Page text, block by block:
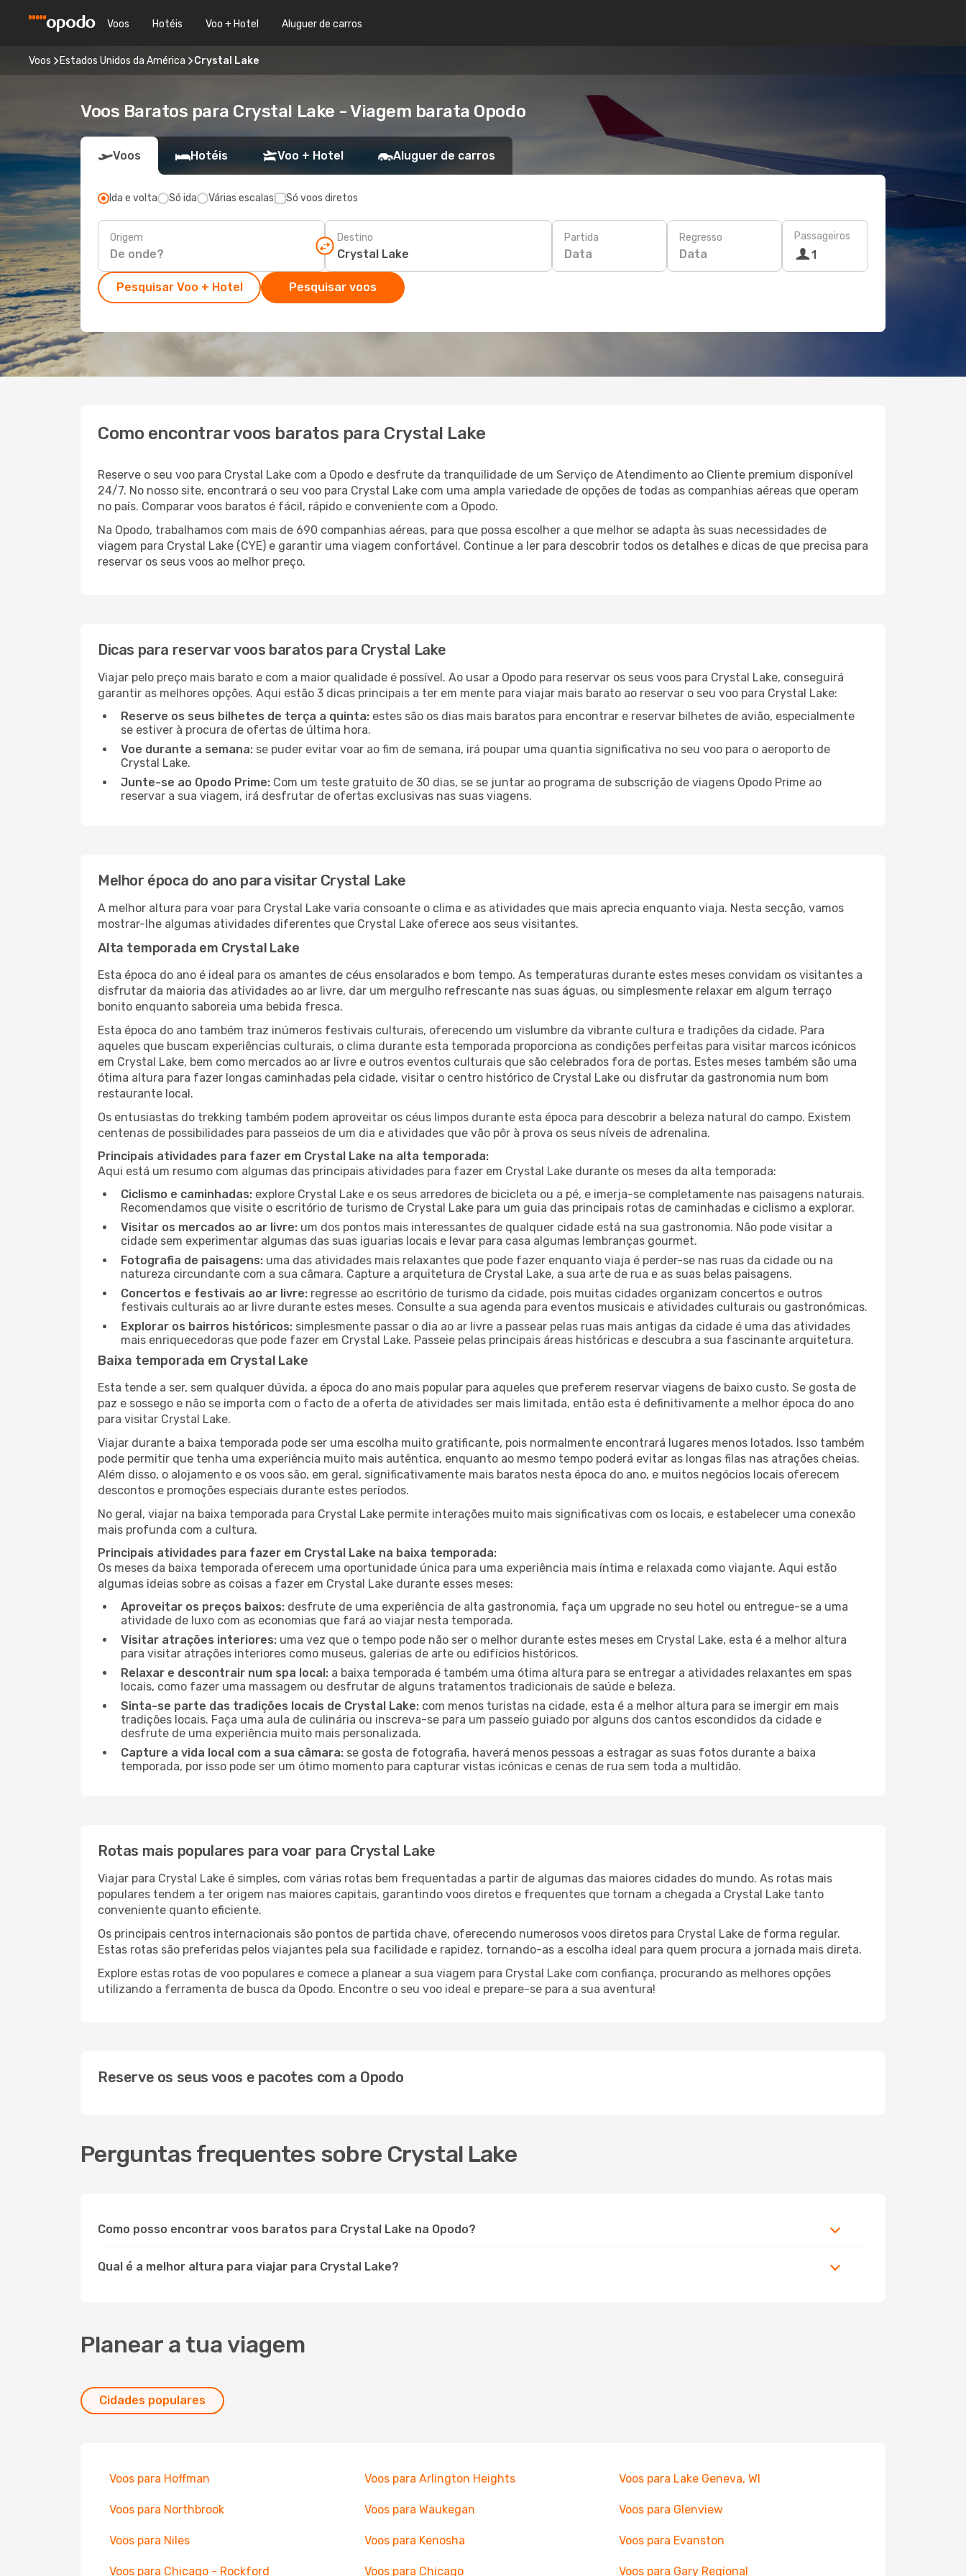
Voos Hotéis Voo + Hotel Aluguer de carros
Voos Estados Unidos da América Crystal Lake
Voos Baratos para Crystal Lake - Viagem barata Opodo
Voos Hotéis Voo + Hotel Aluguer de carros
Ida e volta Só ida Várias escalas Só voos diretos
Origem Destino Partida
Data
Regresso
Data
Passageiros
1
Pesquisar Voo + Hotel Pesquisar voos
Como encontrar voos baratos para Crystal Lake
Reserve o seu voo para Crystal Lake com a Opodo e desfrute da tranquilidade de um Serviço de Atendimento ao Cliente premium disponível
24/7. No nosso site, encontrará o seu voo para Crystal Lake com uma ampla variedade de opções de todas as companhias aéreas que operam
no país. Comparar voos baratos é fácil, rápido e conveniente com a Opodo.
Na Opodo, trabalhamos com mais de 690 companhias aéreas, para que possa escolher a que melhor se adapta às suas necessidades de
viagem para Crystal Lake (CYE) e garantir uma viagem confortável. Continue a ler para descobrir todos os detalhes e dicas de que precisa para
reservar os seus voos ao melhor preço.
Dicas para reservar voos baratos para Crystal Lake
Viajar pelo preço mais barato e com a maior qualidade é possível. Ao usar a Opodo para reservar os seus voos para Crystal Lake, conseguirá
garantir as melhores opções. Aqui estão 3 dicas principais a ter em mente para viajar mais barato ao reservar o seu voo para Crystal Lake:
Reserve os seus bilhetes de terça a quinta: estes são os dias mais baratos para encontrar e reservar bilhetes de avião, especialmente
se estiver à procura de ofertas de última hora.
Voe durante a semana: se puder evitar voar ao fim de semana, irá poupar uma quantia significativa no seu voo para o aeroporto de
Crystal Lake.
Junte-se ao Opodo Prime: Com um teste gratuito de 30 dias, se se juntar ao programa de subscrição de viagens Opodo Prime ao
reservar a sua viagem, irá desfrutar de ofertas exclusivas nas suas viagens.
Melhor época do ano para visitar Crystal Lake
A melhor altura para voar para Crystal Lake varia consoante o clima e as atividades que mais aprecia enquanto viaja. Nesta secção, vamos
mostrar-lhe algumas atividades diferentes que Crystal Lake oferece aos seus visitantes.
Alta temporada em Crystal Lake
Esta época do ano é ideal para os amantes de céus ensolarados e bom tempo. As temperaturas durante estes meses convidam os visitantes a
disfrutar da maioria das atividades ao ar livre, dar um mergulho refrescante nas suas águas, ou simplesmente relaxar em algum terraço
bonito enquanto saboreia uma bebida fresca.
Esta época do ano também traz inúmeros festivais culturais, oferecendo um vislumbre da vibrante cultura e tradições da cidade. Para
aqueles que buscam experiências culturais, o clima durante esta temporada proporciona as condições perfeitas para visitar marcos icónicos
em Crystal Lake, bem como mercados ao ar livre e outros eventos culturais que são celebrados fora de portas. Estes meses também são uma
ótima altura para fazer longas caminhadas pela cidade, visitar o centro histórico de Crystal Lake ou disfrutar da gastronomia num bom
restaurante local.
Os entusiastas do trekking também podem aproveitar os céus limpos durante esta época para descobrir a beleza natural do campo. Existem
centenas de possibilidades para passeios de um dia e atividades que vão pôr à prova os seus níveis de adrenalina.
Principais atividades para fazer em Crystal Lake na alta temporada:
Aqui está um resumo com algumas das principais atividades para fazer em Crystal Lake durante os meses da alta temporada:
Ciclismo e caminhadas: explore Crystal Lake e os seus arredores de bicicleta ou a pé, e imerja-se completamente nas paisagens naturais.
Recomendamos que visite o escritório de turismo de Crystal Lake para um guia das principais rotas de caminhadas e ciclismo a explorar.
Visitar os mercados ao ar livre: um dos pontos mais interessantes de qualquer cidade está na sua gastronomia. Não pode visitar a
cidade sem experimentar algumas das suas iguarias locais e levar para casa algumas lembranças gourmet.
Fotografia de paisagens: uma das atividades mais relaxantes que pode fazer enquanto viaja é perder-se nas ruas da cidade ou na
natureza circundante com a sua câmara. Capture a arquitetura de Crystal Lake, a sua arte de rua e as suas belas paisagens.
Concertos e festivais ao ar livre: regresse ao escritório de turismo da cidade, pois muitas cidades organizam concertos e outros
festivais culturais ao ar livre durante estes meses. Consulte a sua agenda para eventos musicais e atividades culturais ou gastronómicas.
Explorar os bairros históricos: simplesmente passar o dia ao ar livre a passear pelas ruas mais antigas da cidade é uma das atividades
mais enriquecedoras que pode fazer em Crystal Lake. Passeie pelas principais áreas históricas e descubra a sua fascinante arquitetura.
Baixa temporada em Crystal Lake
Esta tende a ser, sem qualquer dúvida, a época do ano mais popular para aqueles que preferem reservar viagens de baixo custo. Se gosta de
paz e sossego e não se importa com o facto de a oferta de atividades ser mais limitada, então esta é definitivamente a melhor época do ano
para visitar Crystal Lake.
Viajar durante a baixa temporada pode ser uma escolha muito gratificante, pois normalmente encontrará lugares menos lotados. Isso também
pode permitir que tenha uma experiência muito mais autêntica, enquanto ao mesmo tempo poderá evitar as longas filas nas atrações cheias.
Além disso, o alojamento e os voos são, em geral, significativamente mais baratos nesta época do ano, e muitos negócios locais oferecem
descontos e promoções especiais durante estes períodos.
No geral, viajar na baixa temporada para Crystal Lake permite interações muito mais significativas com os locais, e estabelecer uma conexão
mais profunda com a cultura.
Principais atividades para fazer em Crystal Lake na baixa temporada:
Os meses da baixa temporada oferecem uma oportunidade única para uma experiência mais íntima e relaxada como viajante. Aqui estão
algumas ideias sobre as coisas a fazer em Crystal Lake durante esses meses:
Aproveitar os preços baixos: desfrute de uma experiência de alta gastronomia, faça um upgrade no seu hotel ou entregue-se a uma
atividade de luxo com as economias que fará ao viajar nesta temporada.
Visitar atrações interiores: uma vez que o tempo pode não ser o melhor durante estes meses em Crystal Lake, esta é a melhor altura
para visitar atrações interiores como museus, galerias de arte ou edifícios históricos.
Relaxar e descontrair num spa local: a baixa temporada é também uma ótima altura para se entregar a atividades relaxantes em spas
locais, como fazer uma massagem ou desfrutar de alguns tratamentos tradicionais de saúde e beleza.
Sinta-se parte das tradições locais de Crystal Lake: com menos turistas na cidade, esta é a melhor altura para se imergir em mais
tradições locais. Faça uma aula de culinária ou inscreva-se para um passeio guiado por alguns dos cantos escondidos da cidade e
desfrute de uma experiência muito mais personalizada.
Capture a vida local com a sua câmara: se gosta de fotografia, haverá menos pessoas a estragar as suas fotos durante a baixa
temporada, por isso pode ser um ótimo momento para capturar vistas icónicas e cenas de rua sem toda a multidão.
Rotas mais populares para voar para Crystal Lake
Viajar para Crystal Lake é simples, com várias rotas bem frequentadas a partir de algumas das maiores cidades do mundo. As rotas mais
populares tendem a ter origem nas maiores capitais, garantindo voos diretos e frequentes que tornam a chegada a Crystal Lake tanto
conveniente quanto eficiente.
Os principais centros internacionais são pontos de partida chave, oferecendo numerosos voos diretos para Crystal Lake de forma regular.
Estas rotas são preferidas pelos viajantes pela sua facilidade e rapidez, tornando-as a escolha ideal para quem procura a jornada mais direta.
Explore estas rotas de voo populares e comece a planear a sua viagem para Crystal Lake com confiança, procurando as melhores opções
utilizando a ferramenta de busca da Opodo. Encontre o seu voo ideal e prepare-se para a sua aventura!
Reserve os seus voos e pacotes com a Opodo
Perguntas frequentes sobre Crystal Lake
Como posso encontrar voos baratos para Crystal Lake na Opodo?
Qual é a melhor altura para viajar para Crystal Lake?
Planear a tua viagem
Cidades populares
Voos para Hoffman Voos para Arlington Heights Voos para Lake Geneva, WI
Voos para Northbrook Voos para Waukegan Voos para Glenview
Voos para Niles Voos para Kenosha Voos para Evanston
Voos para Chicago - Rockford Voos para Chicago Voos para Gary Regional